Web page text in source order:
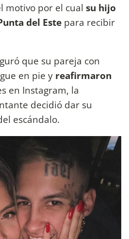
motivo por el cual su hijo
del Este para recibir
que su pareja con
en pie y reafirmaron
en Instagram, la
decidió dar su
escándalo.